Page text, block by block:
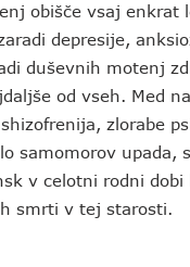
obišče vsaj
depresije,
duševnih motenj
od vseh. Med
zlorabe
samomorov upada,
v celotni rodni
smrti v tej starosti.